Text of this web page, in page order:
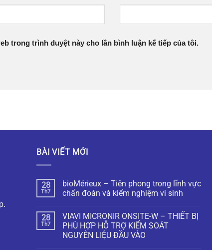
trong trình duyệt này cho lần bình luận kế tiếp của tôi.
BÀI VIẾT MỚI
28
Th7
bioMérieux – Tiên phong trong lĩnh vực
chẩn đoán và kiểm nghiệm vi sinh
28
Th7
VIAVI MICRONIR ONSITE-W – THIẾT BỊ
PHÙ HỢP HỖ TRỢ KIỂM SOÁT
NGUYÊN LIỆU ĐẦU VÀO